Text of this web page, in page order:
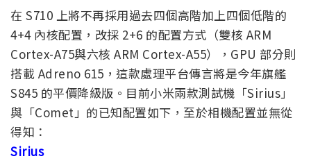
在 S710 上將不再採用過去四個高階加上四個低階的
4+4 內核配置，改採 2+6 的配置方式（雙核 ARM
Cortex-A75與六核 ARM Cortex-A55），GPU 部分則
搭載 Adreno 615，這款處理平台傳言將是今年旗艦
S845 的平價降級版。目前小米兩款測試機「Sirius」
與「Comet」的已知配置如下，至於相機配置並無從
得知：
Sirius